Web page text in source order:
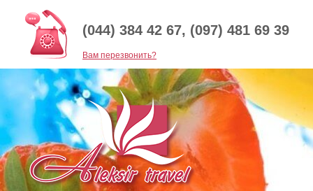
(044) 384 42 67, (097) 481 69 39
Baм перезвонить?